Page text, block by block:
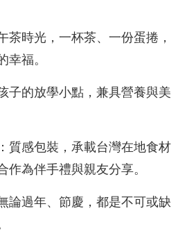
茶時光，一杯茶、一份蛋捲，
幸福。
子的放學小點，兼具營養與美
質感包裝，承載台灣在地食材
作為伴手禮與親友分享。
論過年、節慶，都是不可或缺